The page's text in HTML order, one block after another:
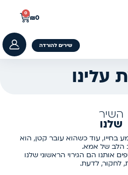
₪0
0
עגלת
קניות
שירים להורדה
C
u
s
עלינו
השיר
שלנו
בחייו, עוד כשהוא עובר קטן, הוא
הלב של אמא.
אותנו הם הגירוי הראשוני שלנו
לחקור, לדעת.